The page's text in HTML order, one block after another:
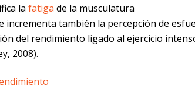
la fatiga de la musculatura
incrementa también la percepción de
del rendimiento ligado al ejercicio
2008).